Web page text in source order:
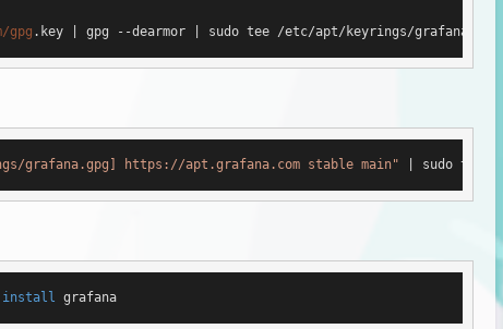
gpg .key | gpg --dearmor | sudo tee /etc/apt/keyrings/grafana.gpg
grafana.gpg] https://apt.grafana.com stable main" | sudo tee -
install grafana